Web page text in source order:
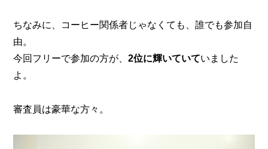
ちなみに、コーヒー関係者じゃなくても、誰でも参加自
由。
今回フリーで参加の方が、 2位に輝いていていました
よ。
審査員は豪華な方々。